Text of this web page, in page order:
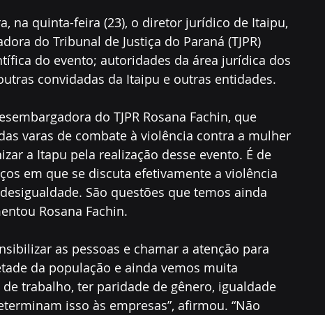
na quinta-feira (23), o diretor jurídico de Itaipu,
do Tribunal de Justiça do Paraná (TJPR)
do evento; autoridades da área jurídica dos
convidadas da Itaipu e outras entidades.
do TJPR Rosana Fachin, que
varas de combate à violência contra a mulher
a Itapu pela realização desse evento. É de
em que se discuta efetivamente a violência
São questões que temos ainda
Rosana Fachin.
as pessoas e chamar a atenção para
da população e ainda vemos muita
trabalho, ter paridade de gênero, igualdade
isso às empresas”, afirmou. “Não